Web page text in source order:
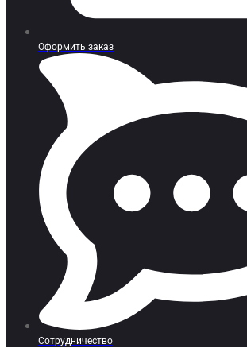
Оформить заказ
Сотрудничество